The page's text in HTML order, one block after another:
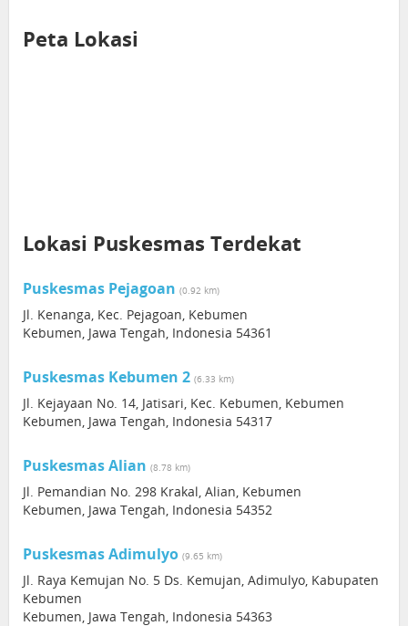
Peta Lokasi
Lokasi Puskesmas Terdekat
Puskesmas Pejagoan (0.92 km)
Jl. Kenanga, Kec. Pejagoan, Kebumen
Kebumen, Jawa Tengah, Indonesia 54361
Puskesmas Kebumen 2 (6.33 km)
Jl. Kejayaan No. 14, Jatisari, Kec. Kebumen, Kebumen
Kebumen, Jawa Tengah, Indonesia 54317
Puskesmas Alian (8.78 km)
Jl. Pemandian No. 298 Krakal, Alian, Kebumen
Kebumen, Jawa Tengah, Indonesia 54352
Puskesmas Adimulyo (9.65 km)
Jl. Raya Kemujan No. 5 Ds. Kemujan, Adimulyo, Kabupaten
Kebumen
Kebumen, Jawa Tengah, Indonesia 54363